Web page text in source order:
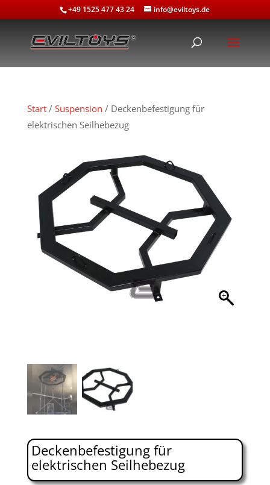
+49 1525 477 43 24 info@eviltoys.de
Start/ Suspension / Deckenbefestigung für
elektrischen Seilhebezug
Deckenbefestigung für
elektrischen Seilhebezug